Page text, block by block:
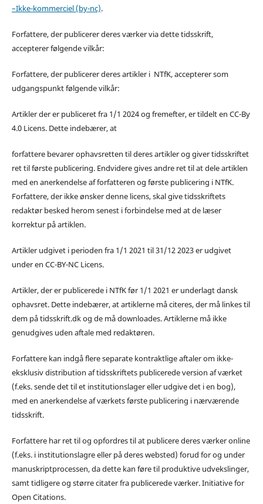
–Ikke-kommerciel (by-nc).
Forfattere, der publicerer deres værker via dette tidsskrift,
accepterer følgende vilkår:
Forfattere, der publicerer deres artikler i NTfK, accepterer som
udgangspunkt følgende vilkår:
Artikler der er publiceret fra 1/1 2024 og fremefter, er tildelt en CC-By
4.0 Licens. Dette indebærer, at
forfattere bevarer ophavsretten til deres artikler og giver tidsskriftet
ret til første publicering. Endvidere gives andre ret til at dele artiklen
med en anerkendelse af forfatteren og første publicering i NTfK.
Forfattere, der ikke ønsker denne licens, skal give tidsskriftets
redaktør besked herom senest i forbindelse med at de læser
korrektur på artiklen.
Artikler udgivet i perioden fra 1/1 2021 til 31/12 2023 er udgivet
under en CC-BY-NC Licens.
Artikler, der er publicerede i NTfK før 1/1 2021 er underlagt dansk
ophavsret. Dette indebærer, at artiklerne må citeres, der må linkes til
dem på tidsskrift.dk og de må downloades. Artiklerne må ikke
genudgives uden aftale med redaktøren.
Forfattere kan indgå flere separate kontraktlige aftaler om ikke-
eksklusiv distribution af tidsskriftets publicerede version af værket
(f.eks. sende det til et institutionslager eller udgive det i en bog),
med en anerkendelse af værkets første publicering i nærværende
tidsskrift.
Forfattere har ret til og opfordres til at publicere deres værker online
(f.eks. i institutionslagre eller på deres websted) forud for og under
manuskriptprocessen, da dette kan føre til produktive udvekslinger,
samt tidligere og større citater fra publicerede værker. Initiative for
Open Citations.